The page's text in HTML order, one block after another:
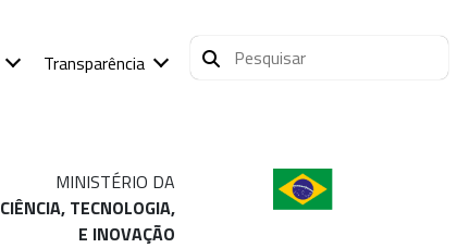
Transparência
MINISTÉRIO DA
CIÊNCIA, TECNOLOGIA,
E INOVAÇÃO